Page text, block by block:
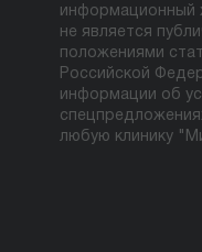
информационный
не является
положениями
Российской
информации об
любую клинику